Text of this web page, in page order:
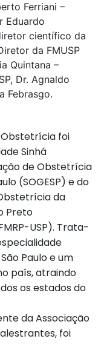
Ferriani –
Eduardo
científico da
da FMUSP
Quintana –
Dr. Agnaldo
Febrasgo.
Obstetrícia foi
Sinhá
de Obstetrícia
(SOGESP) e do
da
Preto
USP). Trata-
Paulo e um
país, atraindo
os estados do
da Associação
foi